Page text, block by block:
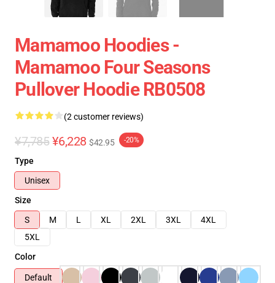
Mamamoo Hoodies -
Mamamoo Four Seasons
Pullover Hoodie RB0508
(2 customer reviews)
¥7,785 ¥6,228 $42.95 -20%
Type
Unisex
Size
S
M L XL 2XL 3XL
4XL
5XL
Color
Default